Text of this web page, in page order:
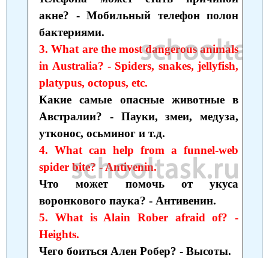
акне? - Мобильный телефон полон
бактериями.
3. What are the most dangerous animals
in Australia? - Spiders, snakes, jellyfish,
platypus, octopus, etc.
Какие самые опасные животные в
Австралии? - Пауки, змеи, медуза,
утконос, осьминог и т.д.
4. What can help from a funnel-web
spider bite? - Antivenin.
Что может помочь от укуса
воронкового паука? - Антивенин.
5. What is Alain Rober afraid of? -
Heights.
Чего боиться Ален Робер? - Высоты.